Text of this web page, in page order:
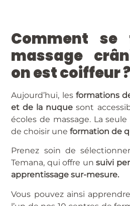
Comment se
massage
on est coiffeur ?
Aujourd’hui, lesformations
et de la nuque sont
écoles de massage. La
de choisir uneformation de
Prenez soin de
Temana, qui offre un suivi
apprentissage sur-mesure.
Vous pouvez ainsi